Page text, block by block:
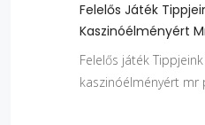
Felelős Játék
Kaszinóélményért
Felelős játék
kaszinóélményért mr